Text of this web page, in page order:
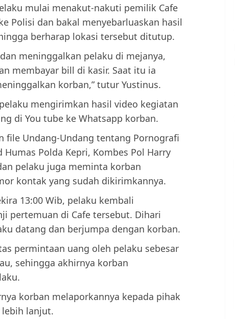
mulai menakut-nakuti pemilik Cafe
Polisi dan bakal menyebarluaskan hasil
berharap lokasi tersebut ditutup.
meninggalkan pelaku di mejanya,
membayar bill di kasir. Saat itu ia
korban,” tutur Yustinus.
mengirimkan hasil video kegiatan
di You tube ke Whatsapp korban.
file Undang-Undang tentang Pornografi
Polda Kepri, Kombes Pol Harry
pelaku juga meminta korban
kontak yang sudah dikirimkannya.
13:00 Wib, pelaku kembali
pertemuan di Cafe tersebut. Dihari
datang dan berjumpa dengan korban.
permintaan uang oleh pelaku sebesar
sehingga akhirnya korban
korban melaporkannya kepada pihak
lebih lanjut.